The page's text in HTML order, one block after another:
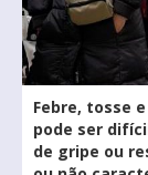
Febre, tosse
pode ser
de gripe ou